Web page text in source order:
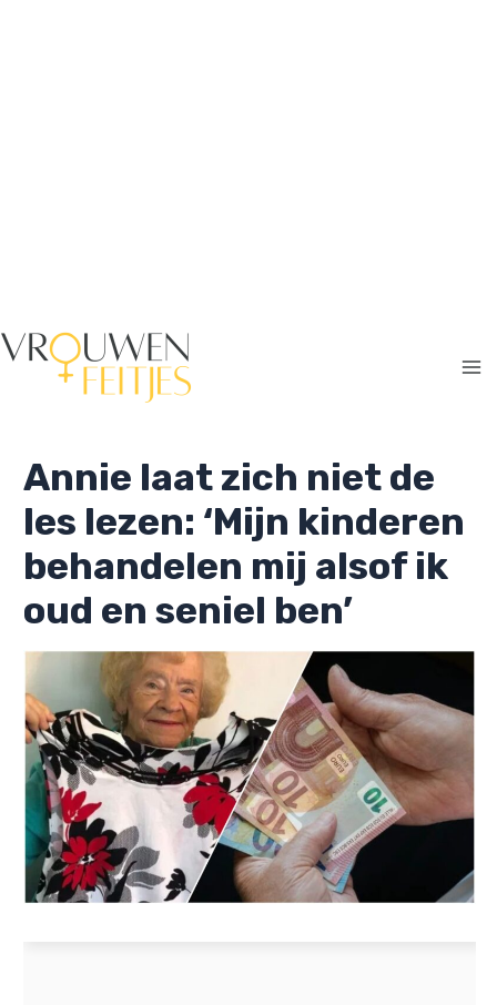
Annie laat zich niet de
les lezen: ‘Mijn kinderen
behandelen mij alsof ik
oud en seniel ben’